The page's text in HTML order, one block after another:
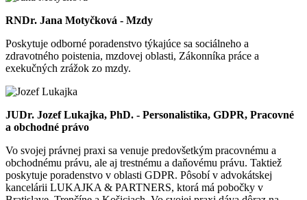
RNDr. Jana Motyčková - Mzdy
Poskytuje odborné poradenstvo týkajúce sa sociálneho a
zdravotného poistenia, mzdovej oblasti, Zákonníka práce a
exekučných zrážok zo mzdy.
JUDr. Jozef Lukajka, PhD. - Personalistika, GDPR, Pracovné
a obchodné právo
Vo svojej právnej praxi sa venuje predovšetkým pracovnému a
obchodnému právu, ale aj trestnému a daňovému právu. Taktiež
poskytuje poradenstvo v oblasti GDPR. Pôsobí v advokátskej
kancelárii LUKAJKA & PARTNERS, ktorá má pobočky v